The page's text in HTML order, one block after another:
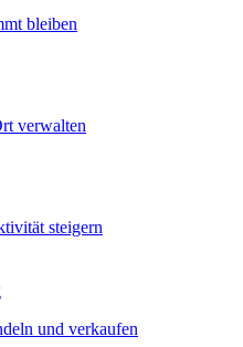
bleiben
verwalten
steigern
und verkaufen